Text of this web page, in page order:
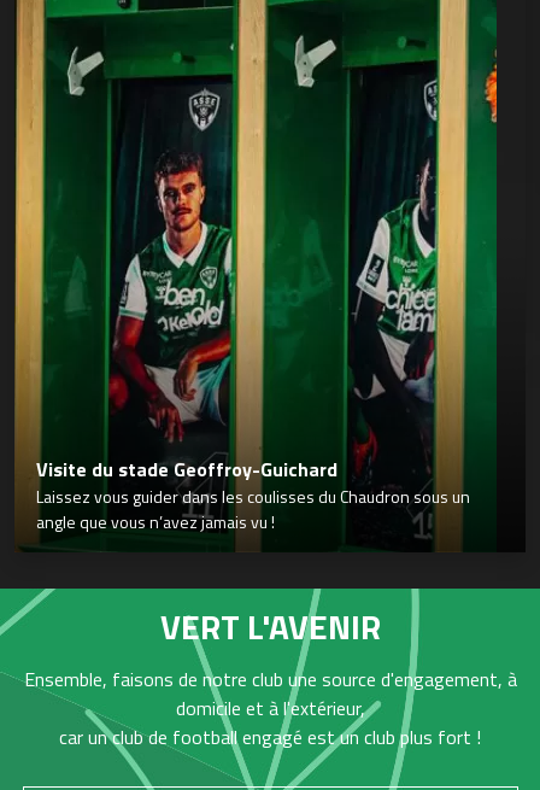
Visite du stade Geoffroy-Guichard
Laissez vous guider dans les coulisses du Chaudron sous un
angle que vous n’avez jamais vu !
VERT L'AVENIR
Ensemble, faisons de notre club une source d'engagement, à
domicile et à l'extérieur,
car un club de football engagé est un club plus fort !